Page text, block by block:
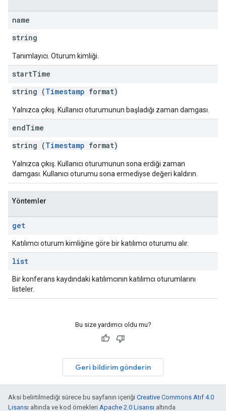
name
string
Tanımlayıcı. Oturum kimliği.
startTime
string (Timestamp format)
Yalnızca çıkış. Kullanıcı oturumunun başladığı zaman damgası.
endTime
string (Timestamp format)
Yalnızca çıkış. Kullanıcı oturumunun sona erdiği zaman
damgası. Kullanıcı oturumu sona ermediyse değeri kaldırın.
Yöntemler
get
Katılımcı oturum kimliğine göre bir katılımcı oturumu alır.
list
Bir konferans kaydındaki katılımcının katılımcı oturumlarını
listeler.
Bu size yardımcı oldu mu?
Geri bildirim gönderin
Aksi belirtilmediği sürece bu sayfanın içeriği Creative Commons Atıf 4.0
Lisansı altında ve kod örnekleri Apache 2.0 Lisansı altında